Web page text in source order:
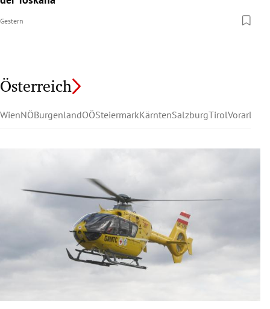
Gestern
Österreich
WienNÖBurgenlandOÖSteiermarkKärntenSalzburgTirolVorarlberg